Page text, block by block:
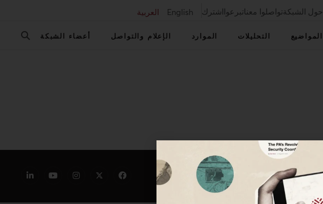
حول الشبكةتواصلوا معناتبرعوااشترك English العربية
المواضيع التحليلات الموارد الإعلام والتواصل أعضاء الشبكة